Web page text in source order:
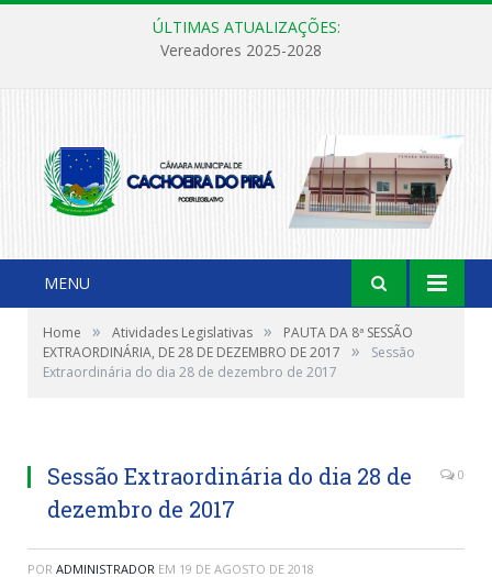
ÚLTIMAS ATUALIZAÇÕES:
Vereadores 2025-2028
MENU
Home » Atividades Legislativas »
PAUTA DA 8ª SESSÃO
EXTRAORDINÁRIA, DE 28 DE DEZEMBRO DE 2017
»
Sessão
Extraordinária do dia 28 de dezembro de 2017
Sessão Extraordinária do dia 28 de
dezembro de 2017
0
POR ADMINISTRADOR EM 19 DE AGOSTO DE 2018